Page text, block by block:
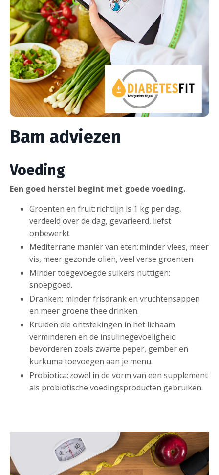
Bam adviezen
Voeding
Een goed herstel begint met goede voeding.
Groenten en fruit: richtlijn is 1 kg per dag,
verdeeld over de dag, gevarieerd, liefst
onbewerkt.
Mediterrane manier van eten: minder vlees, meer
vis, meer gezonde oliën, veel verse groenten.
Minder toegevoegde suikers nuttigen:
snoepgoed.
Dranken: minder frisdrank en vruchtensappen
en meer groene thee drinken.
Kruiden die ontstekingen in het lichaam
verminderen en de insulinegevoeligheid
bevorderen zoals zwarte peper, gember en
kurkuma toevoegen aan je menu.
Probiotica: zowel in de vorm van een supplement
als probiotische voedingsproducten gebruiken.